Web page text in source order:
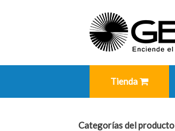
Tienda
Categorías del producto